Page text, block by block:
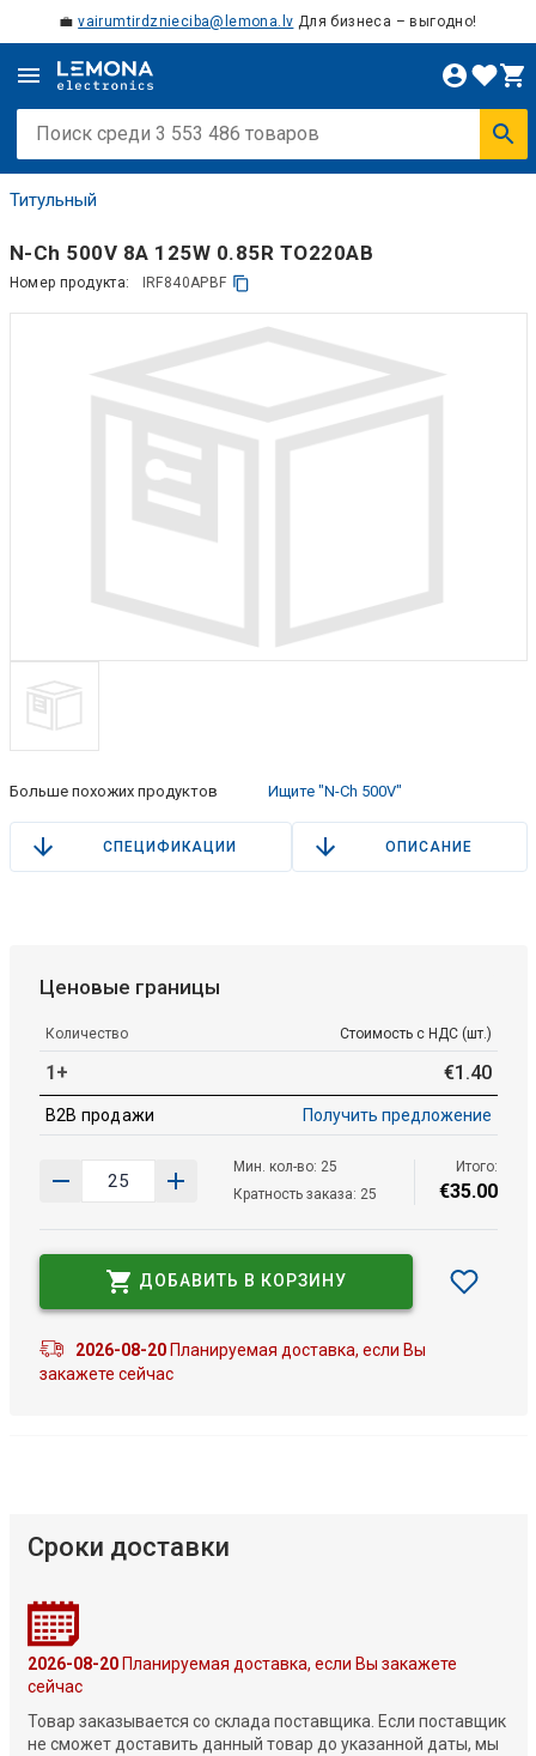
💼vairumtirdznieciba@lemona.lv Для бизнеса – выгодно!
Титульный
N-Ch 500V 8A 125W 0.85R TO220AB
Номер продукта: IRF840APBF
Больше похожих продуктов Ищите "N-Ch 500V"
СПЕЦИФИКАЦИИ ОПИСАНИЕ
Ценовые границы
Количество Стоимость с НДС (шт.)
1+ €1 .40
B2B продажи Получить предложение
Мин. кол-во: 25
Кратность заказа: 25
Итого:
€35.00
ДОБАВИТЬ В КОРЗИНУ
2026-08-20Планируемая доставка, если Вы
закажете сейчас
Сроки доставки
2026-08-20Планируемая доставка, если Вы закажете
сейчас
Товар заказывается со склада поставщика. Если поставщик
не сможет доставить данный товар до указанной даты, мы